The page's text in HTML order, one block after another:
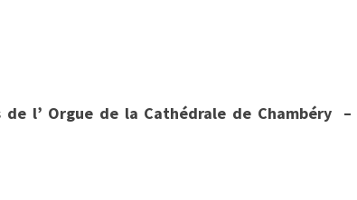
l’ Orgue de la Cathédrale de Chambéry –